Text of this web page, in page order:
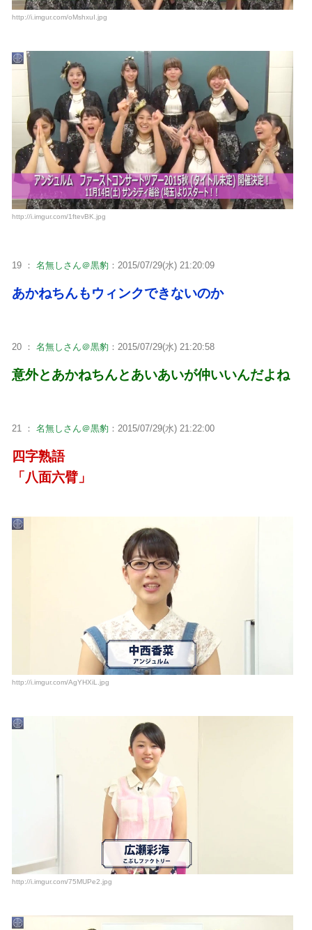
http://i.imgur.com/oMshxuI.jpg
http://i.imgur.com/1ftevBK.jpg
19 ： 名無しさん＠黒豹 ：2015/07/29(水) 21:20:09
あかねちんもウィンクできないのか
20 ： 名無しさん＠黒豹 ：2015/07/29(水) 21:20:58
意外とあかねちんとあいあいが仲いいんだよね
21 ： 名無しさん＠黒豹 ：2015/07/29(水) 21:22:00
四字熟語
「八面六臂」
http://i.imgur.com/AgYHXiL.jpg
http://i.imgur.com/75MUPe2.jpg